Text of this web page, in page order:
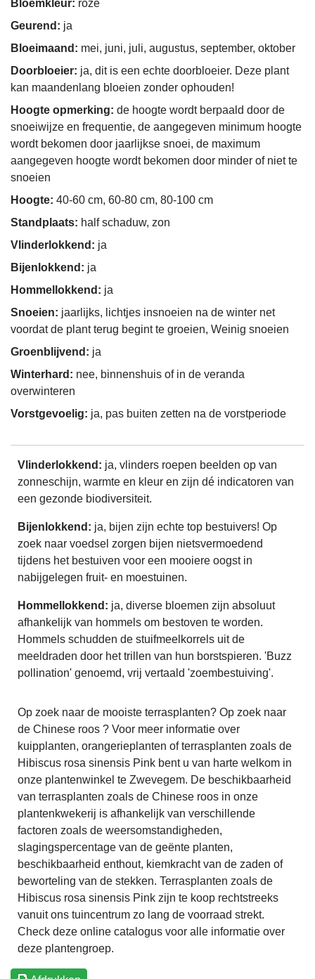
Bloemkleur: roze
Geurend: ja
Bloeimaand: mei, juni, juli, augustus, september, oktober
Doorbloeier: ja, dit is een echte doorbloeier. Deze plant
kan maandenlang bloeien zonder ophouden!
Hoogte opmerking: de hoogte wordt berpaald door de
snoeiwijze en frequentie, de aangegeven minimum hoogte
wordt bekomen door jaarlijkse snoei, de maximum
aangegeven hoogte wordt bekomen door minder of niet te
snoeien
Hoogte: 40-60 cm, 60-80 cm, 80-100 cm
Standplaats: half schaduw, zon
Vlinderlokkend: ja
Bijenlokkend: ja
Hommellokkend: ja
Snoeien: jaarlijks, lichtjes insnoeien na de winter net
voordat de plant terug begint te groeien, Weinig snoeien
Groenblijvend: ja
Winterhard: nee, binnenshuis of in de veranda
overwinteren
Vorstgevoelig: ja, pas buiten zetten na de vorstperiode
Vlinderlokkend: ja, vlinders roepen beelden op van
zonneschijn, warmte en kleur en zijn dé indicatoren van
een gezonde biodiversiteit.
Bijenlokkend: ja, bijen zijn echte top bestuivers! Op
zoek naar voedsel zorgen bijen nietsvermoedend
tijdens het bestuiven voor een mooiere oogst in
nabijgelegen fruit- en moestuinen.
Hommellokkend: ja, diverse bloemen zijn absoluut
afhankelijk van hommels om bestoven te worden.
Hommels schudden de stuifmeelkorrels uit de
meeldraden door het trillen van hun borstspieren. 'Buzz
pollination' genoemd, vrij vertaald 'zoembestuiving'.
Op zoek naar de mooiste terrasplanten? Op zoek naar
de Chinese roos ? Voor meer informatie over
kuipplanten, orangerieplanten of terrasplanten zoals de
Hibiscus rosa sinensis Pink bent u van harte welkom in
onze plantenwinkel te Zwevegem. De beschikbaarheid
van terrasplanten zoals de Chinese roos in onze
plantenkwekerij is afhankelijk van verschillende
factoren zoals de weersomstandigheden,
slagingspercentage van de geënte planten,
beschikbaarheid enthout, kiemkracht van de zaden of
beworteling van de stekken. Terrasplanten zoals de
Hibiscus rosa sinensis Pink zijn te koop rechtstreeks
vanuit ons tuincentrum zo lang de voorraad strekt.
Check deze online catalogus voor alle informatie over
deze plantengroep.